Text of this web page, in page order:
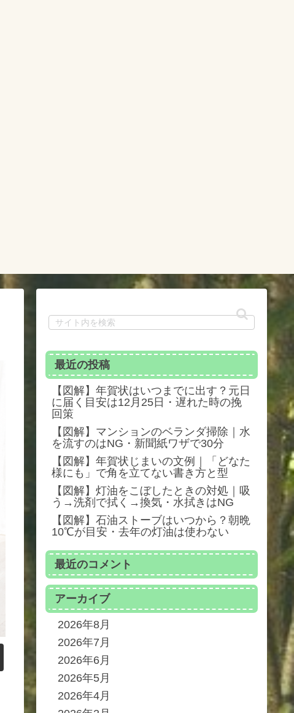
最近の投稿
【図解】年賀状はいつまでに出す？元日
に届く目安は12月25日・遅れた時の挽
回策
【図解】マンションのベランダ掃除｜水
を流すのはNG・新聞紙ワザで30分
【図解】年賀状じまいの文例｜「どなた
様にも」で角を立てない書き方と型
【図解】灯油をこぼしたときの対処｜吸
う→洗剤で拭く→換気・水拭きはNG
【図解】石油ストーブはいつから？朝晩
10℃が目安・去年の灯油は使わない
最近のコメント
アーカイブ
2026年8月
2026年7月
2026年6月
2026年5月
2026年4月